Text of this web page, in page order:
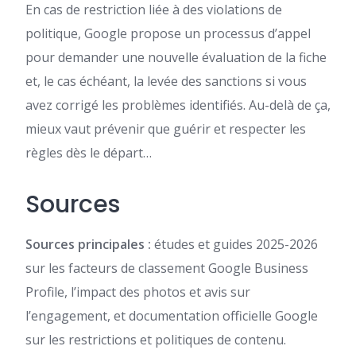
En cas de restriction liée à des violations de
politique, Google propose un processus d’appel
pour demander une nouvelle évaluation de la fiche
et, le cas échéant, la levée des sanctions si vous
avez corrigé les problèmes identifiés. Au-delà de ça,
mieux vaut prévenir que guérir et respecter les
règles dès le départ…
Sources
Sources principales : études et guides 2025-2026
sur les facteurs de classement Google Business
Profile, l’impact des photos et avis sur
l’engagement, et documentation officielle Google
sur les restrictions et politiques de contenu.